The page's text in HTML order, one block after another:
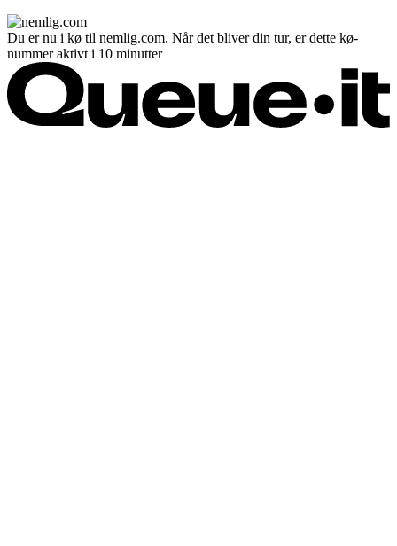
Du er nu i kø til nemlig.com. Når det bliver din tur, er dette kø-
nummer aktivt i 10 minutter